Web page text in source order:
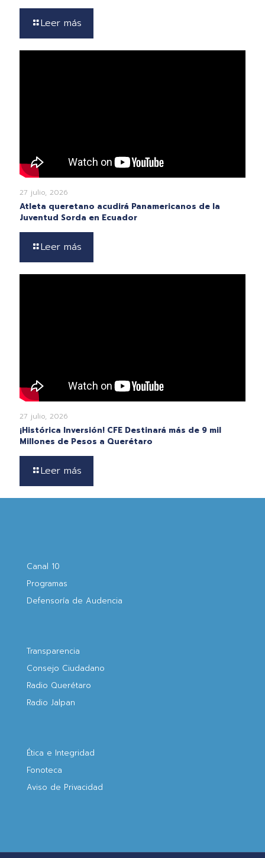
Leer más
27 julio, 2026
Atleta queretano acudirá Panamericanos de la
Juventud Sorda en Ecuador
Leer más
27 julio, 2026
¡Histórica Inversión! CFE Destinará más de 9 mil
Millones de Pesos a Querétaro
Leer más
Canal 10
Programas
Defensoría de Audencia
Transparencia
Consejo Ciudadano
Radio Querétaro
Radio Jalpan
Ética e Integridad
Fonoteca
Aviso de Privacidad